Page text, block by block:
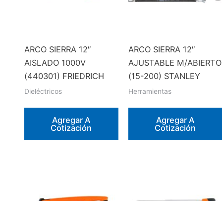
ARCO SIERRA 12″
AISLADO 1000V
(440301) FRIEDRICH
Dieléctricos
Agregar A
Cotización
ARCO SIERRA 12″
AJUSTABLE M/ABIERTO
(15-200) STANLEY
Herramientas
Agregar A
Cotización